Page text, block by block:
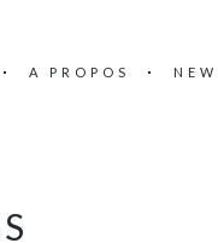
A PROPOS